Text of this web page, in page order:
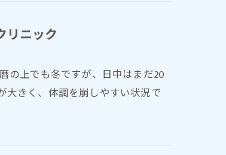
リニック
の上でも冬ですが、日中はまだ20
大きく、体調を崩しやすい状況で